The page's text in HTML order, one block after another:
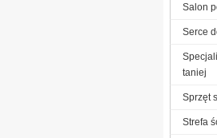
Salon
Serce
taniej
Sprzęt
Strefa